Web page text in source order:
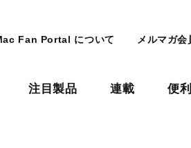
Fan Portal について メルマガ会
注目製品 連載 便